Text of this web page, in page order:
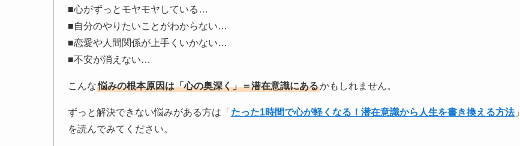
■心がずっとモヤモヤしている…
■自分のやりたいことがわからない…
■恋愛や人間関係が上手くいかない…
■不安が消えない…
こんな悩みの根本原因は「心の奥深く」＝潜在意識にあるかもしれません。
ずっと解決できない悩みがある方は「 たった1時間で心が軽くなる！潜在意識から人生を書き換える方法」
を読んでみてください。